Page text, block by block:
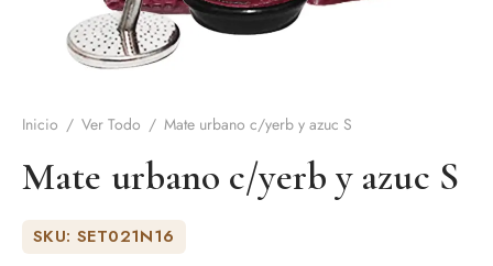
Inicio / Ver Todo / Mate urbano c/yerb y azuc S
Mate urbano c/yerb y azuc S
SKU: SET021N16
Asado y vino
y accesorios